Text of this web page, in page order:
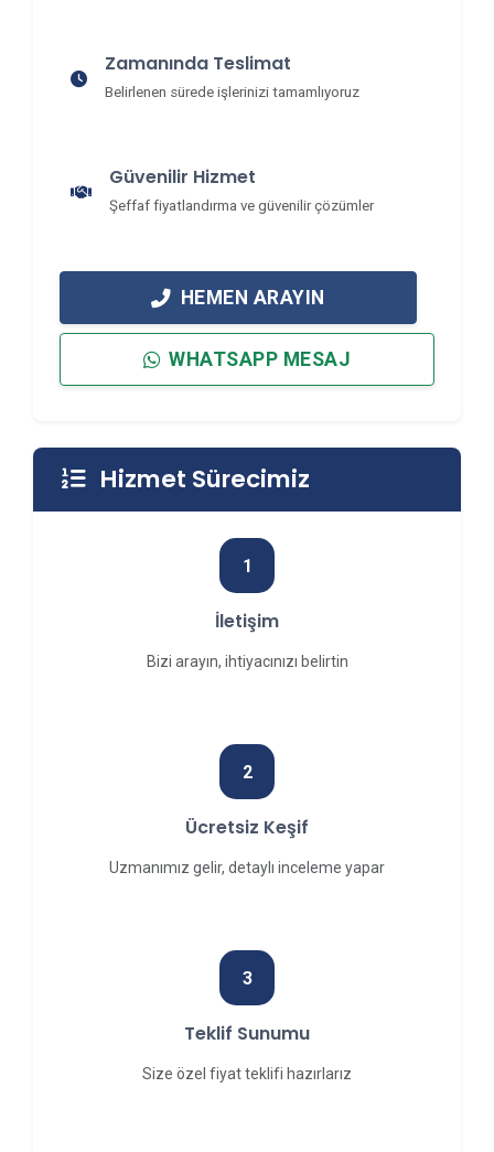
Zamanında Teslimat
Belirlenen sürede işlerinizi tamamlıyoruz
Güvenilir Hizmet
Şeffaf fiyatlandırma ve güvenilir çözümler
HEMEN ARAYIN
WHATSAPP MESAJ
Hizmet Sürecimiz
1
İletişim
Bizi arayın, ihtiyacınızı belirtin
2
Ücretsiz Keşif
Uzmanımız gelir, detaylı inceleme yapar
3
Teklif Sunumu
Size özel fiyat teklifi hazırlarız